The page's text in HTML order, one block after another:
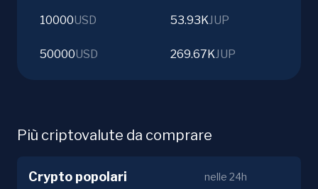
10000USD 53.93KJUP
50000USD 269.67KJUP
Più criptovalute da comprare
Crypto popolari nelle 24h